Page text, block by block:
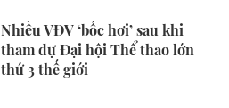
Nhiều VĐV ‘bốc hơi’ sau khi
tham dự Đại hội Thể thao lớn
thứ 3 thế giới